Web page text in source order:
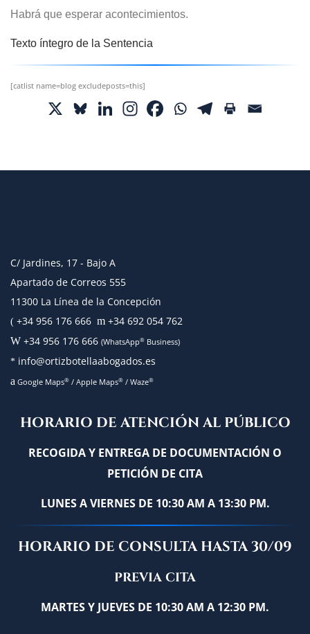
Habrá que esperar acontecimientos.
Texto íntegro de la Sentencia
[catlist name=blog excludeposts=this]
C/ Jardines, 17 - Bajo A
Apartado de Correos 555
11300 La Línea de la Concepción
( +34 956 176 666 m +34 692 054 762
W +34 956 176 666 (WhatsApp® Business)
* info@ortizbotellaabogados.es
a Google Maps® / Apple Maps® / Waze®
HORARIO DE ATENCIÓN AL PÚBLICO
RECOGIDA Y ENTREGA DE DOCUMENTACIÓN O
PETICIÓN DE CITA
LUNES A VIERNES DE 10:30 AM A 13:30 PM.
HORARIO DE CONSULTA HASTA 30/09
PREVIA CITA
MARTES Y JUEVES DE 10:30 AM A 12:30 PM.